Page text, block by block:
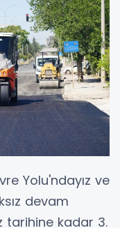
Yolu'ndayız ve
devam
tarihine kadar 3.